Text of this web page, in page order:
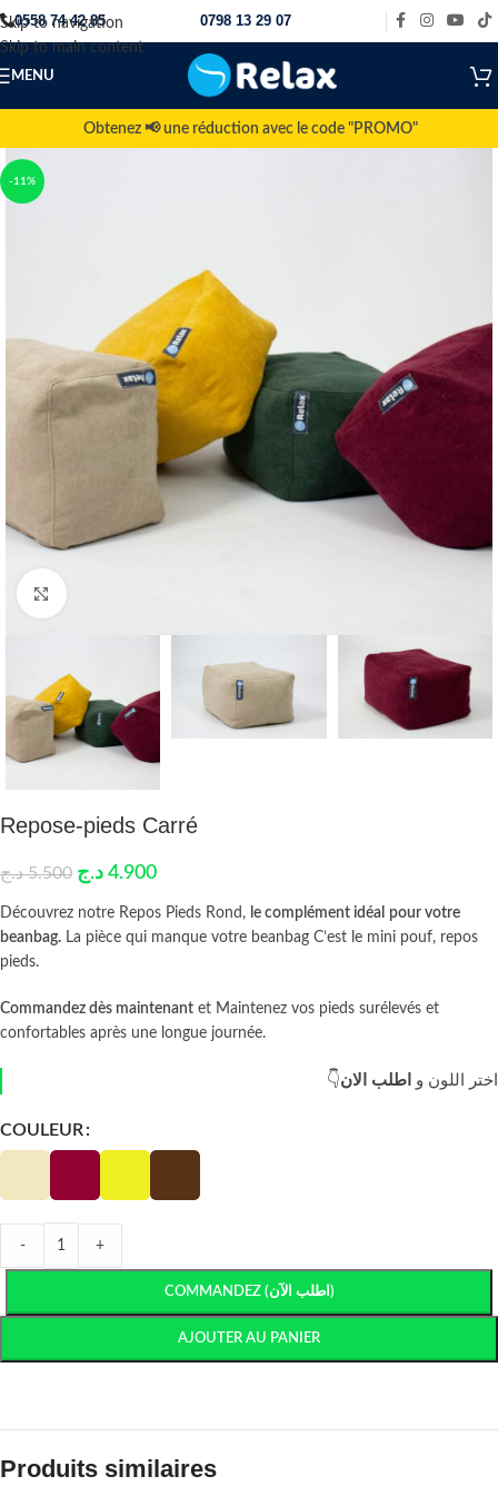
Skip to navigation
Skip to main content
0558 74 42 85 0798 13 29 07
MENU
Obtenez 📢 une réduction avec le code "PROMO"
-11%
Repose-pieds Carré
5.500 د.ج 4.900 د.ج
Découvrez notre Repos Pieds Rond, le complément idéal pour votre
beanbag. La pièce qui manque votre beanbag C’est le mini pouf, repos
pieds.
Commandez dès maintenant et Maintenez vos pieds surélevés et
confortables après une longue journée.
👇اختر اللون و اطلب الان
COULEUR
- +
COMMANDEZ (اطلب الآن)
AJOUTER AU PANIER
Produits similaires